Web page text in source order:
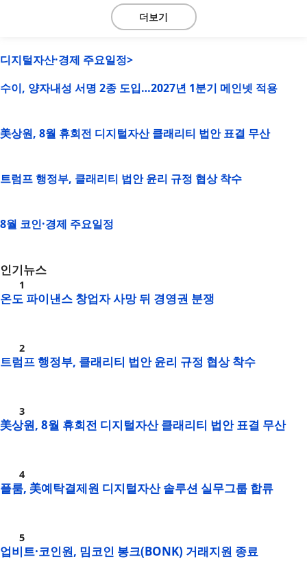
더보기
디지털자산·경제 주요일정>
수이, 양자내성 서명 2종 도입…2027년 1분기 메인넷 적용
美상원, 8월 휴회전 디지털자산 클래리티 법안 표결 무산
트럼프 행정부, 클래리티 법안 윤리 규정 협상 착수
8월 코인·경제 주요일정
인기뉴스
온도 파이낸스 창업자 사망 뒤 경영권 분쟁
트럼프 행정부, 클래리티 법안 윤리 규정 협상 착수
美상원, 8월 휴회전 디지털자산 클래리티 법안 표결 무산
플룸, 美예탁결제원 디지털자산 솔루션 실무그룹 합류
업비트·코인원, 밈코인 봉크(BONK) 거래지원 종료